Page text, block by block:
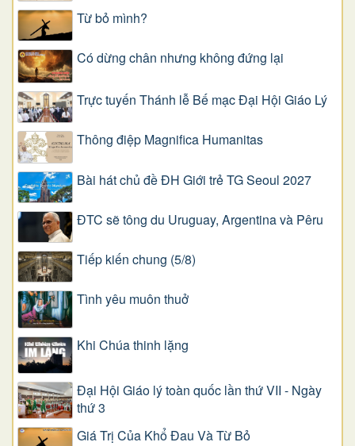
Từ bỏ mình?
Có dừng chân nhưng không đứng lại
Trực tuyến Thánh lễ Bế mạc Đại Hội Giáo Lý
Thông điệp Magnifica Humanitas
Bài hát chủ đề ĐH Giới trẻ TG Seoul 2027
ĐTC sẽ tông du Uruguay, Argentina và Pêru
Tiếp kiến chung (5/8)
Tình yêu muôn thuở
Khi Chúa thinh lặng
Đại Hội Giáo lý toàn quốc lần thứ VII - Ngày
thứ 3
Giá Trị Của Khổ Ðau Và Từ Bỏ